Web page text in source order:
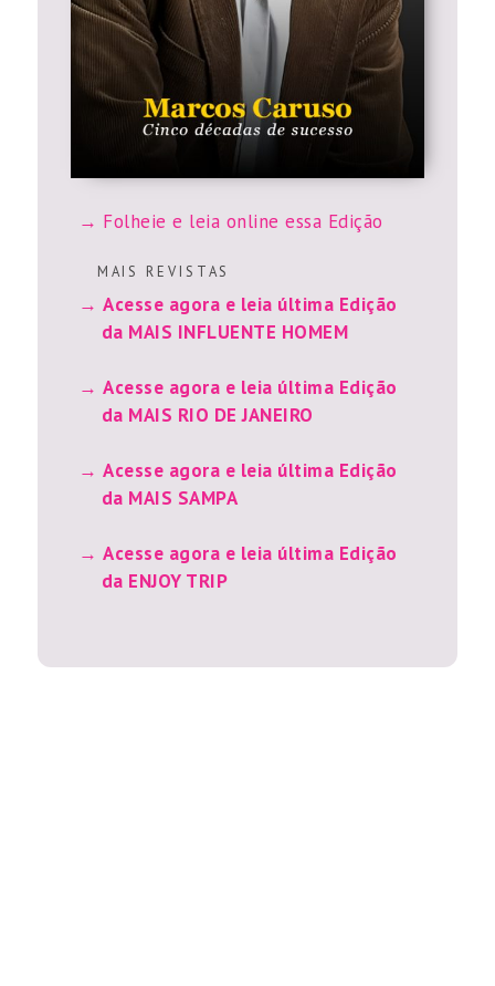
Folheie e leia online essa Edição
M A I S R E V I S T A S
Acesse agora e leia última Edição
da MAIS INFLUENTE HOMEM
Acesse agora e leia última Edição
da MAIS RIO DE JANEIRO
Acesse agora e leia última Edição
da MAIS SAMPA
Acesse agora e leia última Edição
da ENJOY TRIP